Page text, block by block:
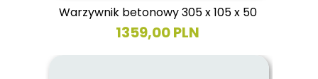
Warzywnik betonowy 305 x 105 x 50
1359,00 PLN